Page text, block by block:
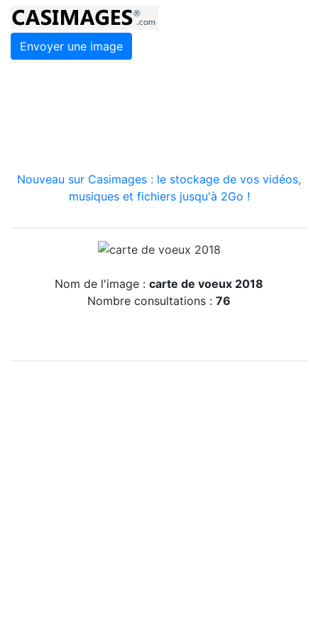
Envoyer une image
Nouveau sur Casimages : le stockage de vos vidéos,
musiques et fichiers jusqu'à 2Go !
Nom de l'image : carte de voeux 2018
Nombre consultations : 76